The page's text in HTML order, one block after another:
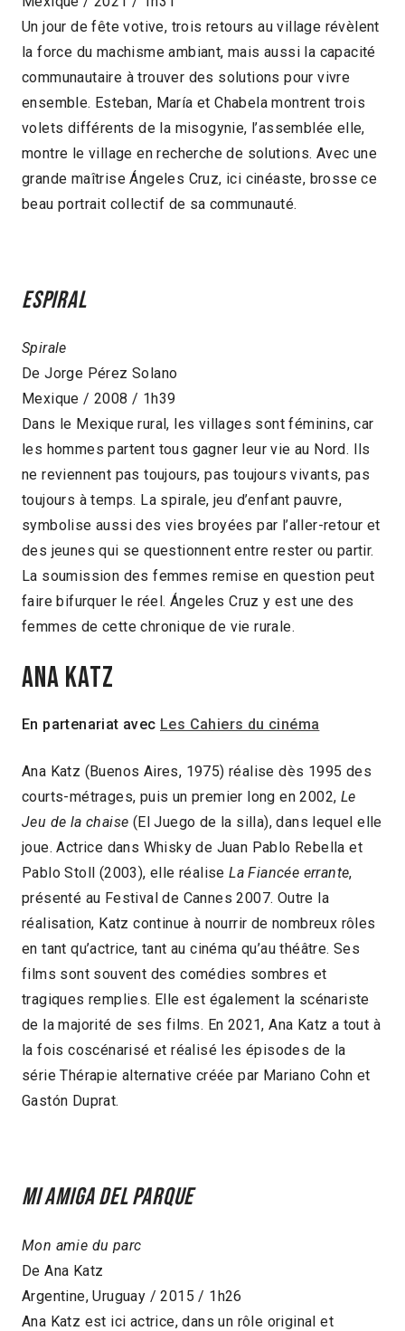
Un jour de fête votive, trois retours au village révèlent
la force du machisme ambiant, mais aussi la capacité
communautaire à trouver des solutions pour vivre
ensemble. Esteban, María et Chabela montrent trois
volets différents de la misogynie, l’assemblée elle,
montre le village en recherche de solutions. Avec une
grande maîtrise Ángeles Cruz, ici cinéaste, brosse ce
beau portrait collectif de sa communauté.
Espiral
Spirale
De Jorge Pérez Solano
Mexique / 2008 / 1h39
Dans le Mexique rural, les villages sont féminins, car
les hommes partent tous gagner leur vie au Nord. Ils
ne reviennent pas toujours, pas toujours vivants, pas
toujours à temps. La spirale, jeu d’enfant pauvre,
symbolise aussi des vies broyées par l’aller-retour et
des jeunes qui se questionnent entre rester ou partir.
La soumission des femmes remise en question peut
faire bifurquer le réel. Ángeles Cruz y est une des
femmes de cette chronique de vie rurale.
ANA KATZ
En partenariat avec Les Cahiers du cinéma
Ana Katz (Buenos Aires, 1975) réalise dès 1995 des
courts-métrages, puis un premier long en 2002, Le
Jeu de la chaise (El Juego de la silla), dans lequel elle
joue. Actrice dans Whisky de Juan Pablo Rebella et
Pablo Stoll (2003), elle réaliseLa Fiancée errante,
présenté au Festival de Cannes 2007. Outre la
réalisation, Katz continue à nourrir de nombreux rôles
en tant qu’actrice, tant au cinéma qu’au théâtre. Ses
films sont souvent des comédies sombres et
tragiques remplies. Elle est également la scénariste
de la majorité de ses films. En 2021, Ana Katz a tout à
la fois coscénarisé et réalisé les épisodes de la
série Thérapie alternative créée par Mariano Cohn et
Gastón Duprat.
Mi amiga del parque
Mon amie du parc
De Ana Katz
Argentine, Uruguay / 2015 / 1h26
Ana Katz est ici actrice, dans un rôle original et